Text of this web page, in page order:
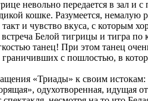
невольно передается в зал и
кошке. Разумеется, немалую
и чувство вкуса, с которым
Белой тигрицы и тигра
танец! При этом танец
с пошлостью, в
«Триады» к своим истокам:
одухотворенная, идущая